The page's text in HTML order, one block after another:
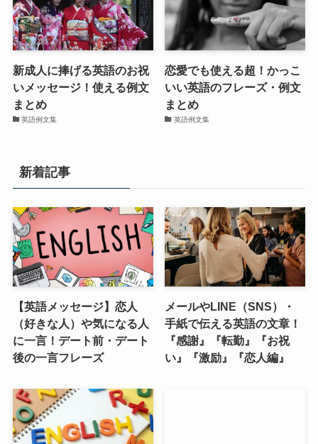
新成人に捧げる英語のお祝
いメッセージ！使える例文
まとめ
英語例文集
恋愛でも使える超！かっこ
いい英語のフレーズ・例文
まとめ
英語例文集
新着記事
【英語メッセージ】恋人
（好きな人）や気になる人
に一言！デート前・デート
後の一言フレーズ
メールやLINE（SNS）・
手紙で伝える英語の文章！
『感謝』『転勤』『お祝
い』『激励』『恋人編』